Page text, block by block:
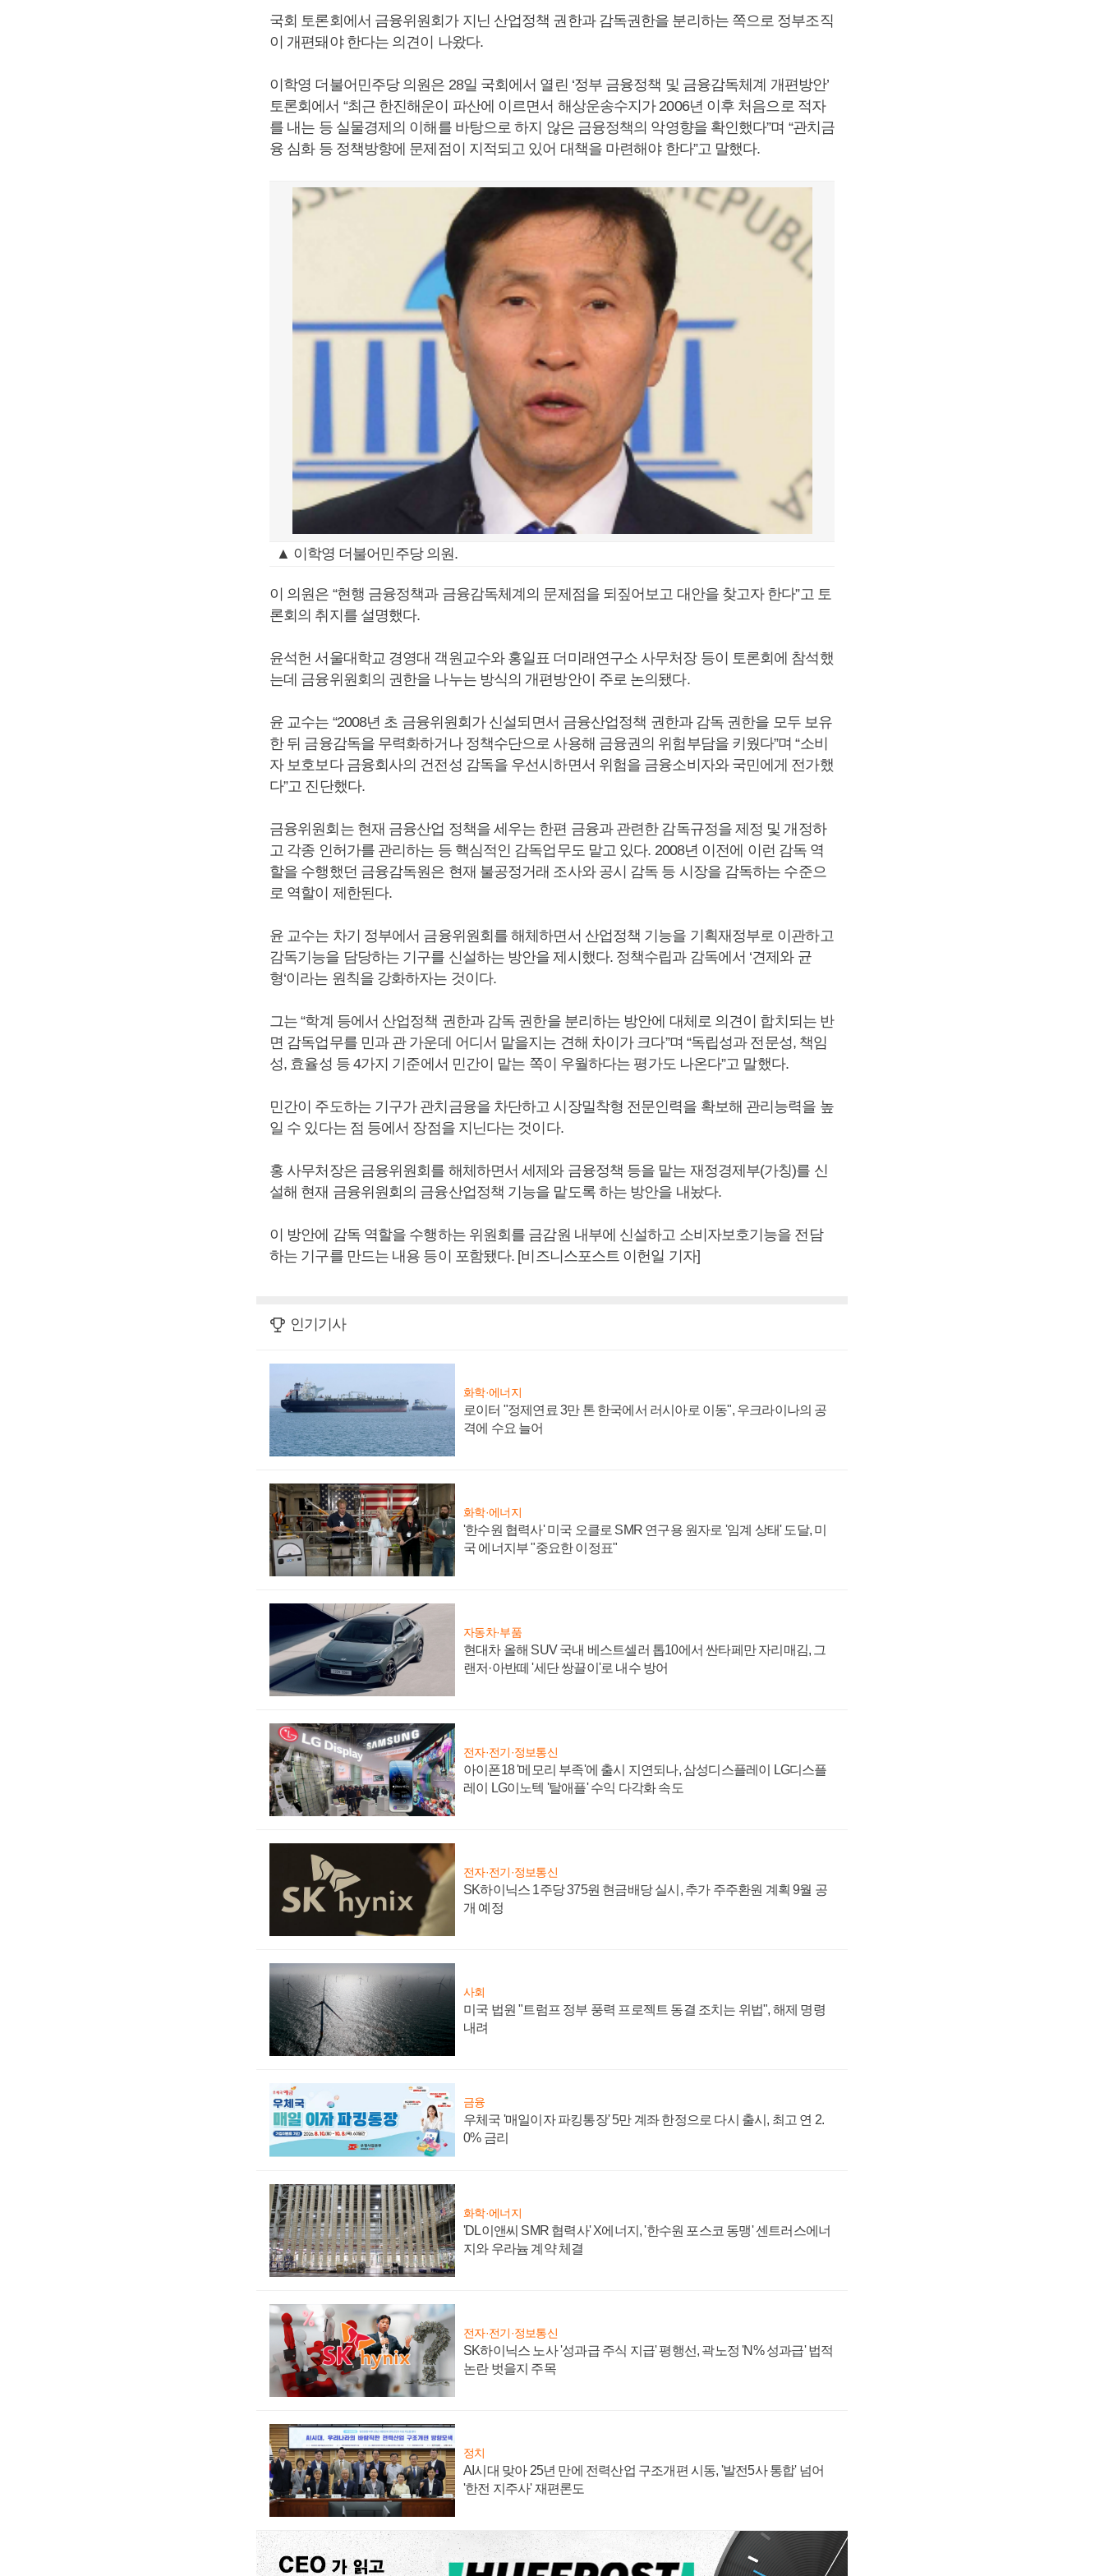
국회 토론회에서 금융위원회가 지닌 산업정책 권한과 감독권한을 분리하는 쪽으로 정부조직
이 개편돼야 한다는 의견이 나왔다.
이학영 더불어민주당 의원은 28일 국회에서 열린 ‘정부 금융정책 및 금융감독체계 개편방안’
토론회에서 “최근 한진해운이 파산에 이르면서 해상운송수지가 2006년 이후 처음으로 적자
를 내는 등 실물경제의 이해를 바탕으로 하지 않은 금융정책의 악영향을 확인했다”며 “관치금
융 심화 등 정책방향에 문제점이 지적되고 있어 대책을 마련해야 한다”고 말했다.
▲ 이학영 더불어민주당 의원.
이 의원은 “현행 금융정책과 금융감독체계의 문제점을 되짚어보고 대안을 찾고자 한다”고 토
론회의 취지를 설명했다.
윤석헌 서울대학교 경영대 객원교수와 홍일표 더미래연구소 사무처장 등이 토론회에 참석했
는데 금융위원회의 권한을 나누는 방식의 개편방안이 주로 논의됐다.
윤 교수는 “2008년 초 금융위원회가 신설되면서 금융산업정책 권한과 감독 권한을 모두 보유
한 뒤 금융감독을 무력화하거나 정책수단으로 사용해 금융권의 위험부담을 키웠다”며 “소비
자 보호보다 금융회사의 건전성 감독을 우선시하면서 위험을 금융소비자와 국민에게 전가했
다”고 진단했다.
금융위원회는 현재 금융산업 정책을 세우는 한편 금융과 관련한 감독규정을 제정 및 개정하
고 각종 인허가를 관리하는 등 핵심적인 감독업무도 맡고 있다. 2008년 이전에 이런 감독 역
할을 수행했던 금융감독원은 현재 불공정거래 조사와 공시 감독 등 시장을 감독하는 수준으
로 역할이 제한된다.
윤 교수는 차기 정부에서 금융위원회를 해체하면서 산업정책 기능을 기획재정부로 이관하고
감독기능을 담당하는 기구를 신설하는 방안을 제시했다. 정책수립과 감독에서 ‘견제와 균
형‘이라는 원칙을 강화하자는 것이다.
그는 “학계 등에서 산업정책 권한과 감독 권한을 분리하는 방안에 대체로 의견이 합치되는 반
면 감독업무를 민과 관 가운데 어디서 맡을지는 견해 차이가 크다”며 “독립성과 전문성, 책임
성, 효율성 등 4가지 기준에서 민간이 맡는 쪽이 우월하다는 평가도 나온다”고 말했다.
민간이 주도하는 기구가 관치금융을 차단하고 시장밀착형 전문인력을 확보해 관리능력을 높
일 수 있다는 점 등에서 장점을 지닌다는 것이다.
홍 사무처장은 금융위원회를 해체하면서 세제와 금융정책 등을 맡는 재정경제부(가칭)를 신
설해 현재 금융위원회의 금융산업정책 기능을 맡도록 하는 방안을 내놨다.
이 방안에 감독 역할을 수행하는 위원회를 금감원 내부에 신설하고 소비자보호기능을 전담
하는 기구를 만드는 내용 등이 포함됐다. [비즈니스포스트 이헌일 기자]
인기기사
화학·에너지
로이터 "정제연료 3만 톤 한국에서 러시아로 이동", 우크라이나의 공
격에 수요 늘어
화학·에너지
'한수원 협력사' 미국 오클로 SMR 연구용 원자로 '임계 상태' 도달, 미
국 에너지부 "중요한 이정표"
자동차·부품
현대차 올해 SUV 국내 베스트셀러 톱10에서 싼타페만 자리매김, 그
랜저·아반떼 '세단 쌍끌이'로 내수 방어
전자·전기·정보통신
아이폰18 '메모리 부족'에 출시 지연되나, 삼성디스플레이 LG디스플
레이 LG이노텍 '탈애플' 수익 다각화 속도
전자·전기·정보통신
SK하이닉스 1주당 375원 현금배당 실시, 추가 주주환원 계획 9월 공
개 예정
사회
미국 법원 "트럼프 정부 풍력 프로젝트 동결 조치는 위법", 해제 명령
내려
금융
우체국 '매일이자 파킹통장' 5만 계좌 한정으로 다시 출시, 최고 연 2.
0% 금리
화학·에너지
'DL이앤씨 SMR 협력사' X에너지, '한수원 포스코 동맹' 센트러스에너
지와 우라늄 계약 체결
전자·전기·정보통신
SK하이닉스 노사 '성과급 주식 지급' 평행선, 곽노정 'N% 성과급' 법적
논란 벗을지 주목
정치
AI시대 맞아 25년 만에 전력산업 구조개편 시동, '발전5사 통합' 넘어
'한전 지주사' 재편론도